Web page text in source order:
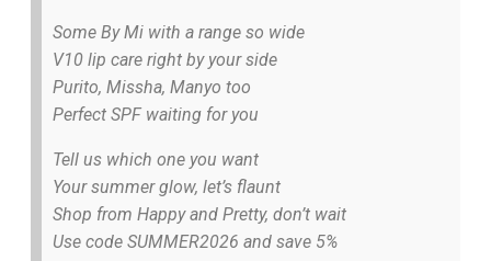
Some By Mi with a range so wide
V10 lip care right by your side
Purito, Missha, Manyo too
Perfect SPF waiting for you
Tell us which one you want
Your summer glow, let’s flaunt
Shop from Happy and Pretty, don’t wait
Use code SUMMER2026 and save 5%